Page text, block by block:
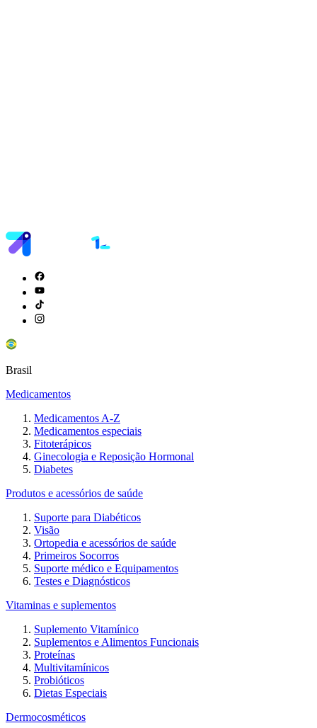
Brasil
Medicamentos
Medicamentos A-Z
Medicamentos especiais
Fitoterápicos
Ginecologia e Reposição Hormonal
Diabetes
Produtos e acessórios de saúde
Suporte para Diabéticos
Visão
Ortopedia e acessórios de saúde
Primeiros Socorros
Suporte médico e Equipamentos
Testes e Diagnósticos
Vitaminas e suplementos
Suplemento Vitamínico
Suplementos e Alimentos Funcionais
Proteínas
Multivitamínicos
Probióticos
Dietas Especiais
Dermocosméticos